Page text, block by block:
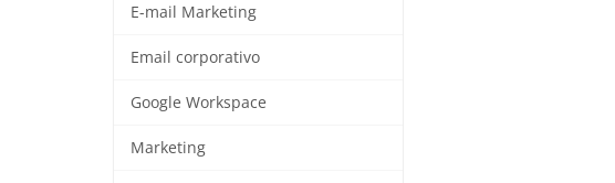
E-mail Marketing
Email corporativo
Google Workspace
Marketing